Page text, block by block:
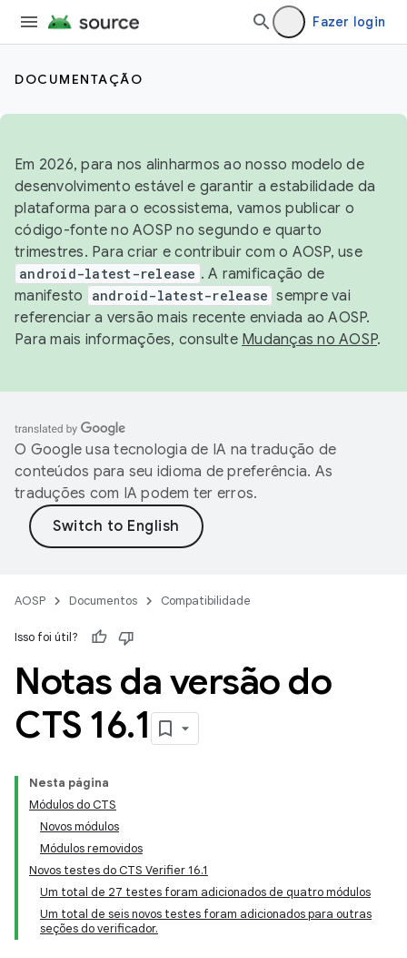
Fazer login
DOCUMENTAÇÃO
Em 2026, para nos alinharmos ao nosso modelo de
desenvolvimento estável e garantir a estabilidade da
plataforma para o ecossistema, vamos publicar o
código-fonte no AOSP no segundo e quarto
trimestres. Para criar e contribuir com o AOSP, use
android-latest-release . A ramificação de
manifesto
android-latest-release sempre vai
referenciar a versão mais recente enviada ao AOSP.
Para mais informações, consulte Mudanças no AOSP.
O Google usa tecnologia de IA na tradução de
conteúdos para seu idioma de preferência. As
traduções com IA podem ter erros.
AOSP Documentos Compatibilidade
Isso foi útil?
Notas da versão do
CTS 16.1
Nesta página
Módulos do CTS
Novos módulos
Módulos removidos
Novos testes do CTS Verifier 16.1
Um total de 27 testes foram adicionados de quatro módulos
Um total de seis novos testes foram adicionados para outras
seções do verificador.